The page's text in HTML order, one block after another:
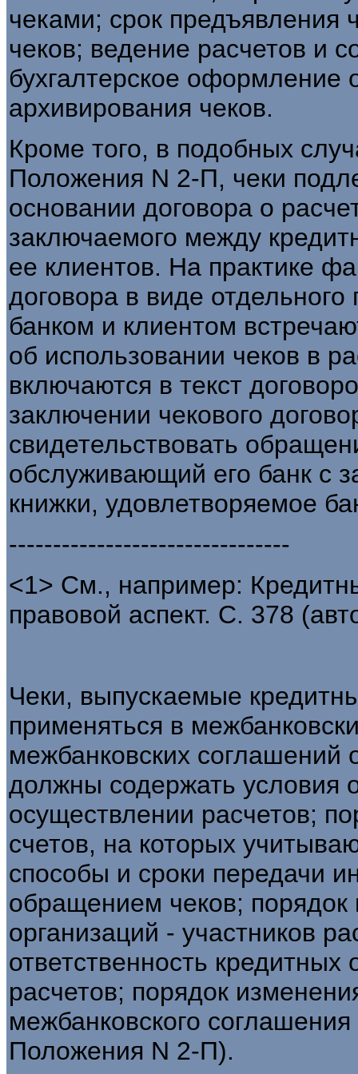
чеками; срок предъявления
чеков; ведение расчетов и
бухгалтерское оформление
архивирования чеков.
Кроме того, в подобных
Положения N 2-П, чеки
основании договора о
заключаемого между
ее клиентов. На практике
договора в виде
банком и клиентом
об использовании чеков в
включаются в текст
заключении чекового
свидетельствовать
обслуживающий его банк с
книжки, удовлетворяемое
--------------------------------
<1> См., например:
правовой аспект. С. 378
Чеки, выпускаемые
применяться в
межбанковских соглашений
должны содержать условия
осуществлении расчетов;
счетов, на которых
способы и сроки передачи
обращением чеков; порядок
организаций - участников
ответственность кредитных
расчетов; порядок
межбанковского
Положения N 2-П).